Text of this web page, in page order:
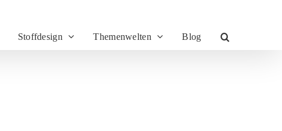
Stoffdesign Themenwelten Blog